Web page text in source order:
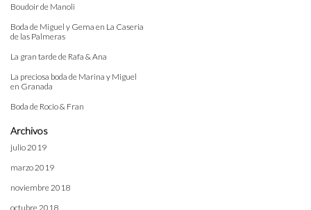
Boudoir de Manoli
Boda de Miguel y Gema en La Caseria
de las Palmeras
La gran tarde de Rafa & Ana
La preciosa boda de Marina y Miguel
en Granada
Boda de Rocio & Fran
Archivos
julio 2019
marzo 2019
noviembre 2018
octubre 2018